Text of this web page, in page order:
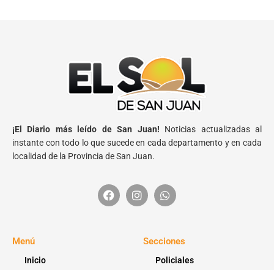
¡El Diario más leído de San Juan! Noticias actualizadas al
instante con todo lo que sucede en cada departamento y en cada
localidad de la Provincia de San Juan.
Menú
Inicio
Secciones
Policiales